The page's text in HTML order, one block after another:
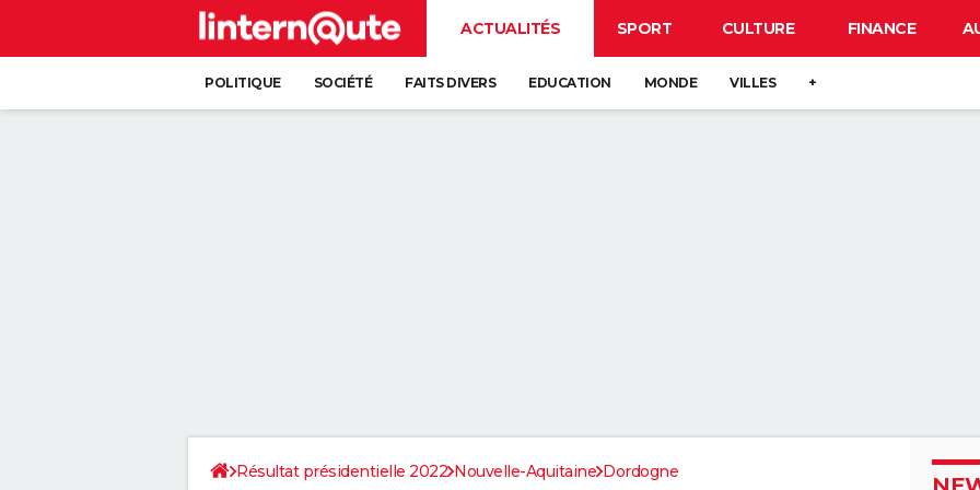
ACTUALITÉS SPORT CULTURE FINANCE
POLITIQUE SOCIÉTÉ FAITS DIVERS EDUCATION MONDE VILLES +
Résultat présidentielle 2022 Nouvelle-Aquitaine Dordogne